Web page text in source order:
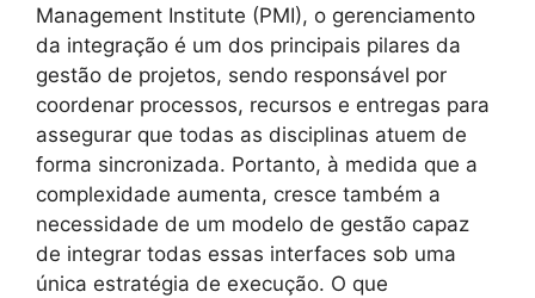
Management Institute (PMI), o gerenciamento
da integração é um dos principais pilares da
gestão de projetos, sendo responsável por
coordenar processos, recursos e entregas para
assegurar que todas as disciplinas atuem de
forma sincronizada. Portanto, à medida que a
complexidade aumenta, cresce também a
necessidade de um modelo de gestão capaz
de integrar todas essas interfaces sob uma
única estratégia de execução. O que